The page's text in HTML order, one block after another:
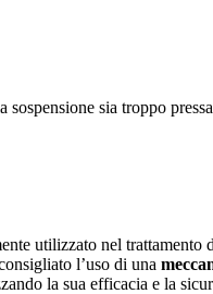
sia troppo
utilizzato nel trattamento
l’uso di una
la sua efficacia e la